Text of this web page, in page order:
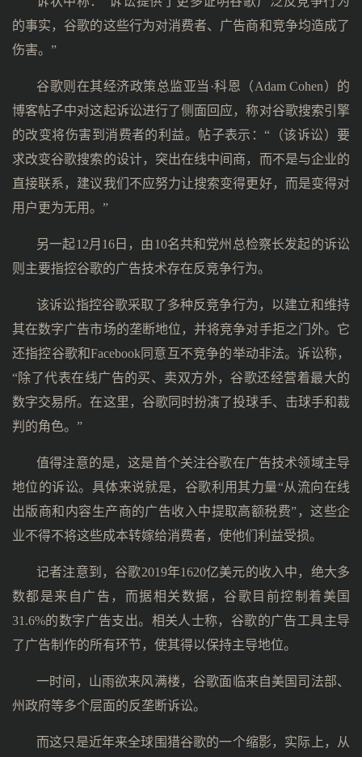
的事实，谷歌的这些行为对消费者、广告商和竞争均造成了
伤害。”
谷歌则在其经济政策总监亚当·科恩（Adam Cohen）的
博客帖子中对这起诉讼进行了侧面回应，称对谷歌搜索引擎
的改变将伤害到消费者的利益。帖子表示：“（该诉讼）要
求改变谷歌搜索的设计，突出在线中间商，而不是与企业的
直接联系，建议我们不应努力让搜索变得更好，而是变得对
用户更为无用。”
另一起12月16日，由10名共和党州总检察长发起的诉讼
则主要指控谷歌的广告技术存在反竞争行为。
该诉讼指控谷歌采取了多种反竞争行为，以建立和维持
其在数字广告市场的垄断地位，并将竞争对手拒之门外。它
还指控谷歌和Facebook同意互不竞争的举动非法。诉讼称，
“除了代表在线广告的买、卖双方外，谷歌还经营着最大的
数字交易所。在这里，谷歌同时扮演了投球手、击球手和裁
判的角色。”
值得注意的是，这是首个关注谷歌在广告技术领域主导
地位的诉讼。具体来说就是，谷歌利用其力量“从流向在线
出版商和内容生产商的广告收入中提取高额税费”，这些企
业不得不将这些成本转嫁给消费者，使他们利益受损。
记者注意到，谷歌2019年1620亿美元的收入中，绝大多
数都是来自广告，而据相关数据，谷歌目前控制着美国
31.6%的数字广告支出。相关人士称，谷歌的广告工具主导
了广告制作的所有环节，使其得以保持主导地位。
一时间，山雨欲来风满楼，谷歌面临来自美国司法部、
州政府等多个层面的反垄断诉讼。
而这只是近年来全球围猎谷歌的一个缩影，实际上，从